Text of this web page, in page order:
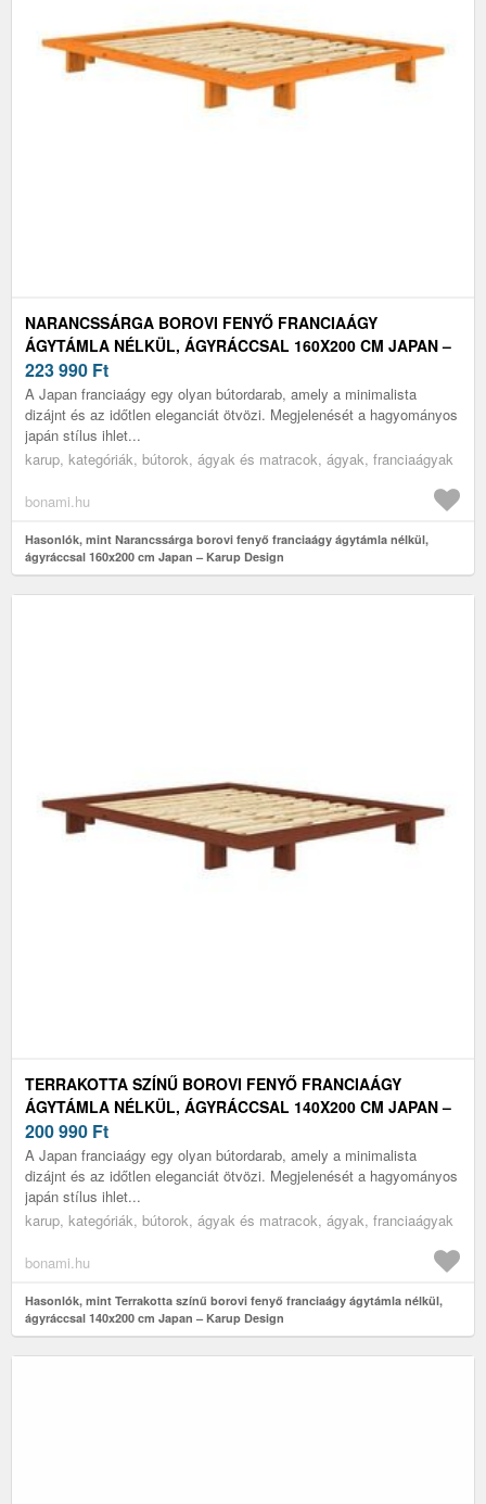
NARANCSSÁRGA BOROVI FENYŐ FRANCIAÁGY
ÁGYTÁMLA NÉLKÜL, ÁGYRÁCCSAL 160X200 CM JAPAN –
KARUP DESIGN
223 990 Ft
A Japan franciaágy egy olyan bútordarab, amely a minimalista
dizájnt és az időtlen eleganciát ötvözi. Megjelenését a hagyományos
japán stílus ihlet...
karup, kategóriák, bútorok, ágyak és matracok, ágyak, franciaágyak
bonami.hu
Hasonlók, mint Narancssárga borovi fenyő franciaágy ágytámla nélkül,
ágyráccsal 160x200 cm Japan – Karup Design
TERRAKOTTA SZÍNŰ BOROVI FENYŐ FRANCIAÁGY
ÁGYTÁMLA NÉLKÜL, ÁGYRÁCCSAL 140X200 CM JAPAN –
KARUP DESIGN
200 990 Ft
A Japan franciaágy egy olyan bútordarab, amely a minimalista
dizájnt és az időtlen eleganciát ötvözi. Megjelenését a hagyományos
japán stílus ihlet...
karup, kategóriák, bútorok, ágyak és matracok, ágyak, franciaágyak
bonami.hu
Hasonlók, mint Terrakotta színű borovi fenyő franciaágy ágytámla nélkül,
ágyráccsal 140x200 cm Japan – Karup Design